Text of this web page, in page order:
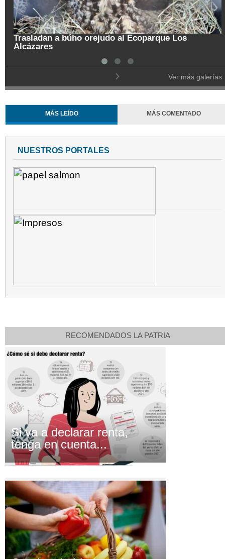
Trasladan a búho orejudo al Ecoparque Los
Alcázares
Ver más galerías
MÁS LEÍDO MÁS COMENTADO
NUESTROS PORTALES
RECOMENDADOS LA PATRIA
Si va a declarar renta,
tenga en cuenta...